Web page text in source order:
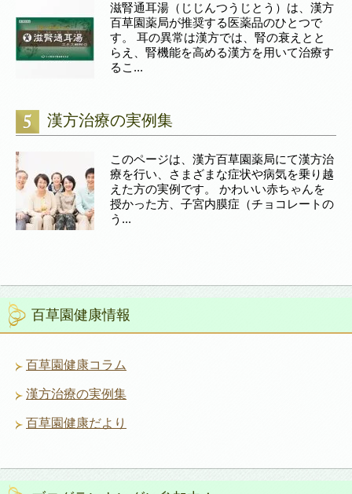
滋腎通耳湯（じじんつうじとう）は、漢方
百草園薬局が推奨する医薬品のひとつで
す。 耳の異常は漢方では、腎の衰えとと
らえ、腎機能を高める漢方を用いて治療す
るこ...
漢方治療の実例集
このページは、漢方百草園薬局にて漢方治
療を行い、さまざまな症状や病気を乗り越
えた方の実例です。 かわいい赤ちゃんを
授かった方、子宮内膜症（チョコレートの
う...
百草園健康情報
百草園健康コラム
漢方治療の実例集
百草園健康だより